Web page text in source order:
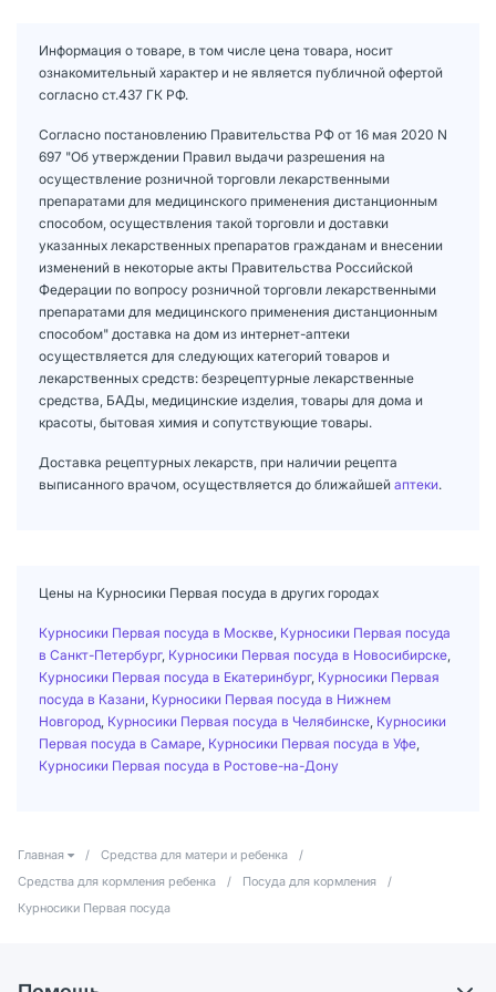
Информация о товаре, в том числе цена товара, носит
ознакомительный характер и не является публичной офертой
согласно ст.437 ГК РФ.
Согласно постановлению Правительства РФ от 16 мая 2020 N
697 "Об утверждении Правил выдачи разрешения на
осуществление розничной торговли лекарственными
препаратами для медицинского применения дистанционным
способом, осуществления такой торговли и доставки
указанных лекарственных препаратов гражданам и внесении
изменений в некоторые акты Правительства Российской
Федерации по вопросу розничной торговли лекарственными
препаратами для медицинского применения дистанционным
способом" доставка на дом из интернет-аптеки
осуществляется для следующих категорий товаров и
лекарственных средств: безрецептурные лекарственные
средства, БАДы, медицинские изделия, товары для дома и
красоты, бытовая химия и сопутствующие товары.
Доставка рецептурных лекарств, при наличии рецепта
выписанного врачом, осуществляется до ближайшей аптеки.
Цены на Курносики Первая посуда в других городах
Курносики Первая посуда в Москве Курносики Первая посуда
в Санкт-Петербург, Курносики Первая посуда в Новосибирске
Курносики Первая посуда в Екатеринбург, Курносики Первая
посуда в Казани Курносики Первая посуда в Нижнем
Новгород Курносики Первая посуда в Челябинске Курносики
Первая посуда в Самаре Курносики Первая посуда в Уфе
Курносики Первая посуда в Ростове-на-Дону
Главная / Средства для матери и ребенка
/
Средства для кормления ребенка
/ Посуда для кормления
/
Курносики Первая посуда